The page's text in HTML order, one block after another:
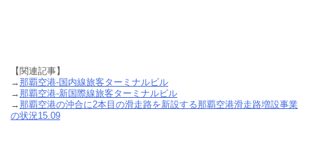
【関連記事】
→那覇空港-国内線旅客ターミナルビル
→那覇空港-新国際線旅客ターミナルビル
→那覇空港の沖合に2本目の滑走路を新設する那覇空港滑走路増設事業
の状況15.09